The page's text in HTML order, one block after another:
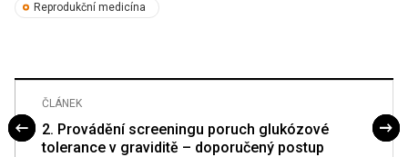
Reprodukční medicína
ČLÁNEK
2. Provádění screeningu poruch glukózové
tolerance v graviditě – doporučený postup